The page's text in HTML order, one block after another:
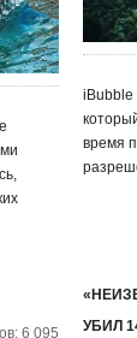
iBubble
время
6 095
УБИЛ